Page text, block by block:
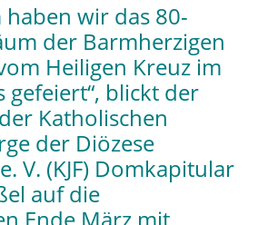
haben wir das 80-
der Barmherzigen
Heiligen Kreuz im
gefeiert“, blickt der
Katholischen
der Diözese
V. (KJF) Domkapitular
auf die